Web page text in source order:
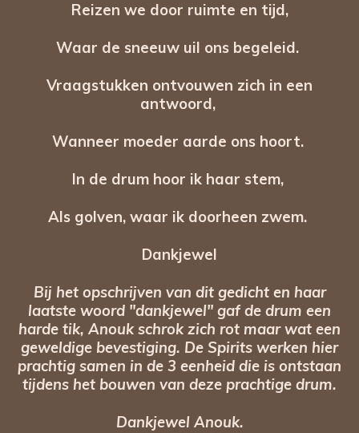
Reizen we door ruimte en tijd,
Waar de sneeuw uil ons begeleid.
Vraagstukken ontvouwen zich in een
antwoord,
Wanneer moeder aarde ons hoort.
In de drum hoor ik haar stem,
Als golven, waar ik doorheen zwem.
Dankjewel
Bij het opschrijven van dit gedicht en haar
laatste woord "dankjewel" gaf de drum een
harde tik, Anouk schrok zich rot maar wat een
geweldige bevestiging. De Spirits werken hier
prachtig samen in de 3 eenheid die is ontstaan
tijdens het bouwen van deze prachtige drum.
Dankjewel Anouk.